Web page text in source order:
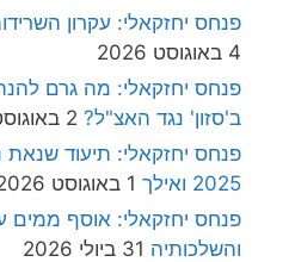
פנחס יחזקאלי: עקרון
4 באוגוסט 2026
פנחס יחזקאלי: מה גרם
ב'סזון' נגד האצ"ל? 2 באוגוסט 2026
פנחס יחזקאלי: תיעוד שנאת
2025 ואילך
1 באוגוסט 2026
פנחס יחזקאלי: אוסף ממים
והשלכותיה 31 ביולי 2026